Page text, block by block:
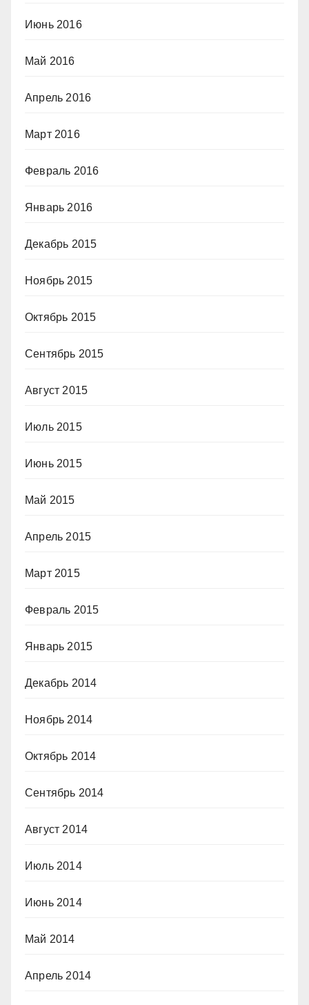
Июнь 2016
Май 2016
Апрель 2016
Март 2016
Февраль 2016
Январь 2016
Декабрь 2015
Ноябрь 2015
Октябрь 2015
Сентябрь 2015
Август 2015
Июль 2015
Июнь 2015
Май 2015
Апрель 2015
Март 2015
Февраль 2015
Январь 2015
Декабрь 2014
Ноябрь 2014
Октябрь 2014
Сентябрь 2014
Август 2014
Июль 2014
Июнь 2014
Май 2014
Апрель 2014